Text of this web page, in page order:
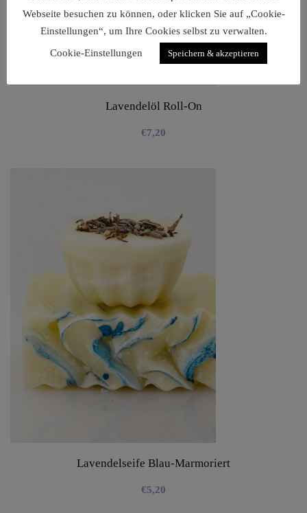
Lavendelöl Roll-On
€7,20
Lavendelseife Blau-Marmoriert
€5,20
Webseite besuchen zu können, oder klicken Sie auf „Cookie-
Einstellungen“, um Ihre Cookies selbst zu verwalten.
Cookie-Einstellungen
Speichern & akzeptieren